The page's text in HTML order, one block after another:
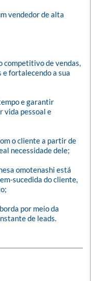
vendedor de alta
competitivo de vendas,
fortalecendo a sua
e garantir
vida pessoal e
o cliente a partir de
necessidade dele;
omotenashi está
sucedida do cliente,
por meio da
de leads.